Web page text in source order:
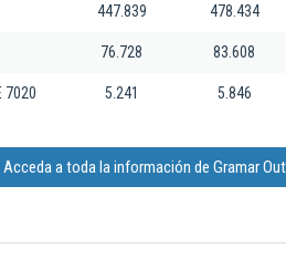
447.839 478.434
76.728 83.608
7020 5.241 5.846
Acceda a toda la información de Gramar